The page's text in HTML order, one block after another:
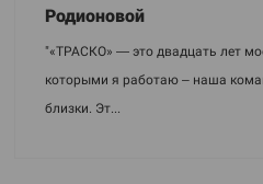
Родионовой
"«ТРАСКО» — это двадцать лет
которыми я работаю – наша
близки. Эт...